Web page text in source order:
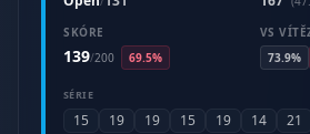
SKÓRE
139/200 69.5%
VS
73.9%
SÉRIE
15 19 19 15 19 14 21